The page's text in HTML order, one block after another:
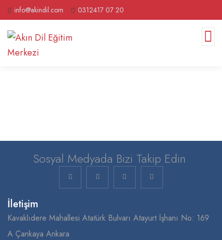
info@akindil.com 0312417 07 20
Sosyal Medyada Bizi Takip Edin
İletişim
Kavaklıdere Mahallesi Atatürk Bulvarı Atayurt İşhanı No: 169
A Çankaya Ankara